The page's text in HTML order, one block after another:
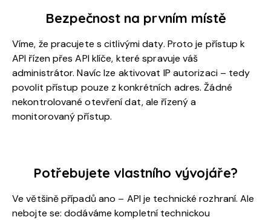
Bezpečnost na prvním místě
Víme, že pracujete s citlivými daty. Proto je přístup k
API řízen přes API klíče, které spravuje váš
administrátor. Navíc lze aktivovat IP autorizaci – tedy
povolit přístup pouze z konkrétních adres. Žádné
nekontrolované otevření dat, ale řízený a
monitorovaný přístup.
Potřebujete vlastního vývojáře?
Ve většině případů ano – API je technické rozhraní. Ale
nebojte se: dodáváme kompletní technickou